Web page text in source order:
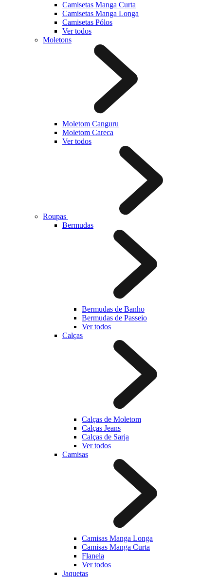
Camisetas Manga Curta
Camisetas Manga Longa
Camisetas Pólos
Ver todos
Moletons
Moletom Canguru
Moletom Careca
Ver todos
Roupas
Bermudas
Bermudas de Banho
Bermudas de Passeio
Ver todos
Calças
Calças de Moletom
Calças Jeans
Calças de Sarja
Ver todos
Camisas
Camisas Manga Longa
Camisas Manga Curta
Flanela
Ver todos
Jaquetas